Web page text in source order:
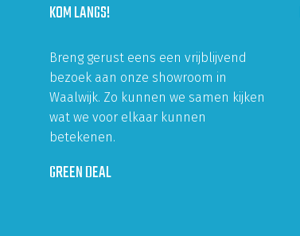
KOM LANGS!
Breng gerust eens een vrijblijvend
bezoek aan onze showroom in
Waalwijk. Zo kunnen we samen kijken
wat we voor elkaar kunnen
betekenen.
GREEN DEAL